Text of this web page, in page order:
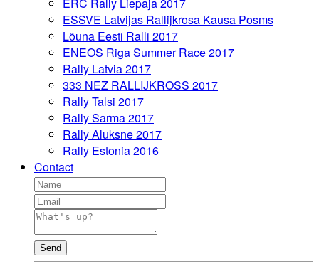
ESSVE Latvijas Rallijkrosa Kausa Posms
Lõuna Eesti Ralli 2017
ENEOS Riga Summer Race 2017
Rally Latvia 2017
333 NEZ RALLIJKROSS 2017
Rally Talsi 2017
Rally Sarma 2017
Rally Aluksne 2017
Rally Estonia 2016
Contact
Send